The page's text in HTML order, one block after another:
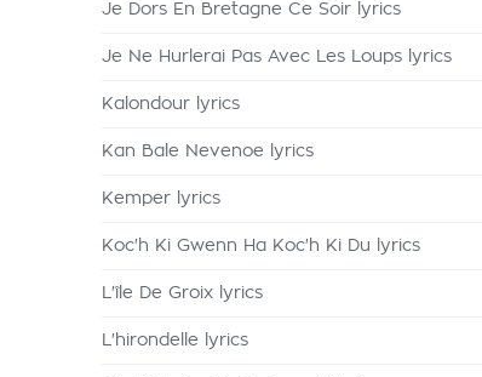
Je Dors En Bretagne Ce Soir lyrics
Je Ne Hurlerai Pas Avec Les Loups lyrics
Kalondour lyrics
Kan Bale Nevenoe lyrics
Kemper lyrics
Koc'h Ki Gwenn Ha Koc'h Ki Du lyrics
L'île De Groix lyrics
L'hirondelle lyrics